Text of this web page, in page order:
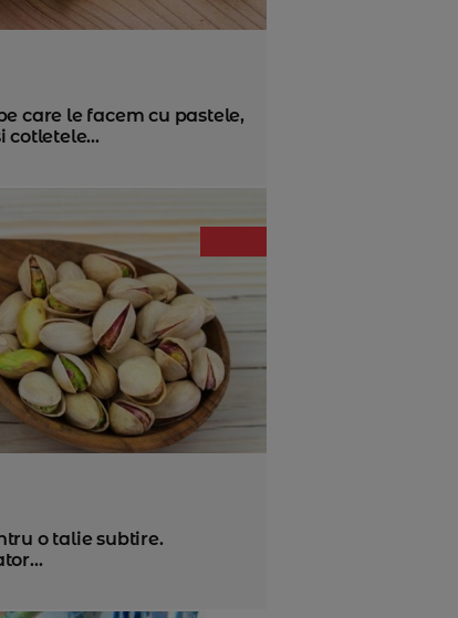
care le facem cu pastele,
cotletele...
o talie subtire.